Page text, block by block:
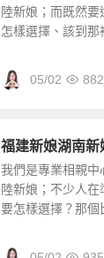
陸新娘；而既然
怎樣選擇、該到那
05/02 882
福建新娘湖南新
我們是專業相親中
陸新娘；不少人
要怎樣選擇？那個